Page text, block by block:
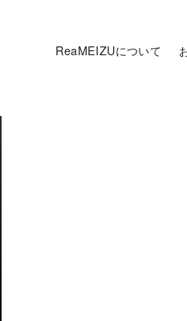
ReaMEIZUについて